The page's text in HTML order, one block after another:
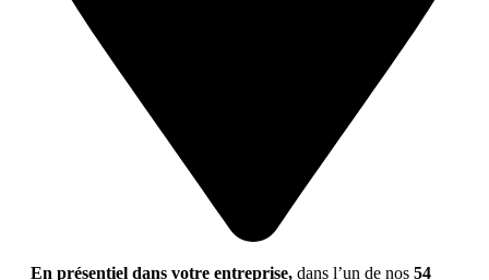
En présentiel dans votre entreprise, dans l’un de nos 54